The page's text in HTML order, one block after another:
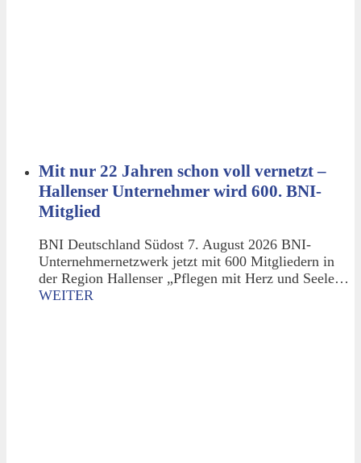
Mit nur 22 Jahren schon voll vernetzt –
Hallenser Unternehmer wird 600. BNI-
Mitglied
BNI Deutschland Südost 7. August 2026 BNI-
Unternehmernetzwerk jetzt mit 600 Mitgliedern in
der Region Hallenser „Pflegen mit Herz und Seele…
WEITER